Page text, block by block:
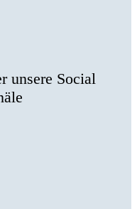
unsere Social